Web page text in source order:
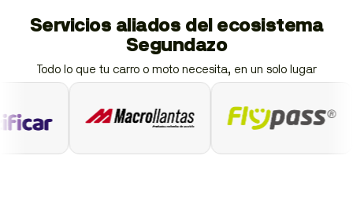
Servicios aliados del ecosistema
Segundazo
Todo lo que tu carro o moto necesita, en un solo lugar